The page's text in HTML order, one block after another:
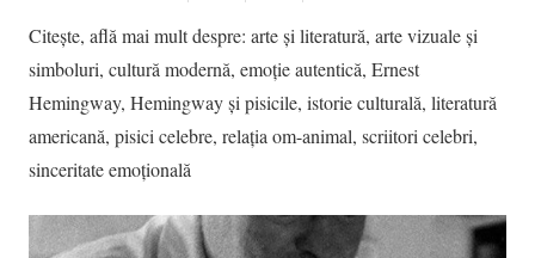
Citește, află mai mult despre: arte și literatură, arte vizuale și
simboluri, cultură modernă, emoție autentică, Ernest
Hemingway, Hemingway și pisicile, istorie culturală, literatură
americană, pisici celebre, relația om-animal, scriitori celebri,
sinceritate emoțională